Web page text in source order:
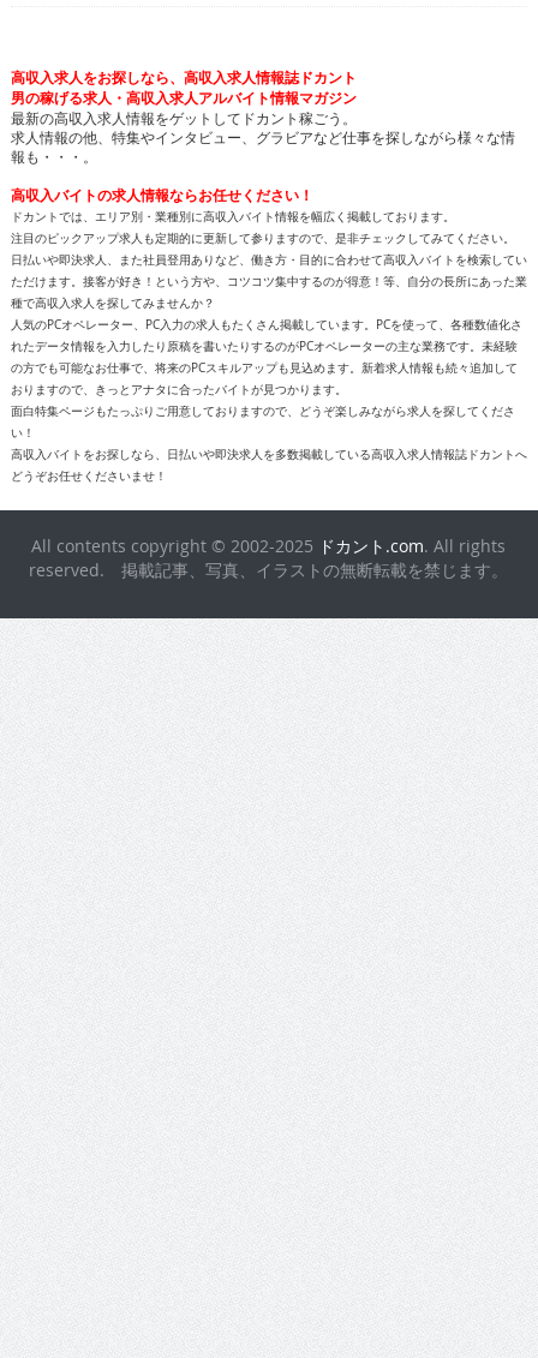
れたデータ情報を入力したり原稿を書いたりするのがPCオペレーターの主な業務です。未経験
の方でも可能なお仕事で、将来のPCスキルアップも見込めます。新着求人情報も続々追加して
おりますので、きっとアナタに合ったバイトが見つかります。
面白特集ページもたっぷりご用意しておりますので、どうぞ楽しみながら求人を探してくださ
い！
高収入バイトをお探しなら、日払いや即決求人を多数掲載している高収入求人情報誌ドカントへ
どうぞお任せくださいませ！
All contents copyright © 2002-2025ドカント.com. All rights
reserved. 掲載記事、写真、イラストの無断転載を禁じます。